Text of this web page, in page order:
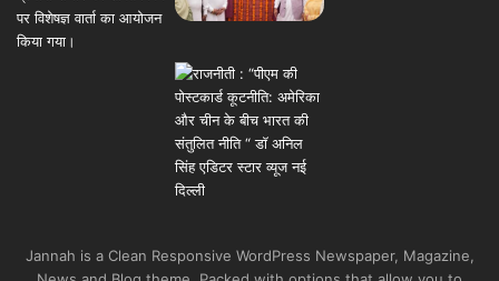
Jannah is a Clean Responsive WordPress Newspaper, Magazine,